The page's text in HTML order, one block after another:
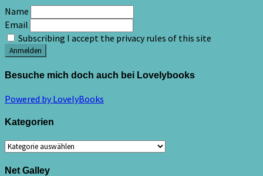
Name
Email
Subscribing I accept the privacy rules of this site
Besuche mich doch auch bei Lovelybooks
Powered by LovelyBooks
Kategorien
Kategorien
Net Galley